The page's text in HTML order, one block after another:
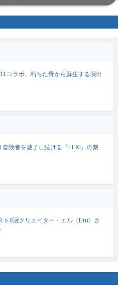
コラボ。朽ちた骨から蘇生する演出
険者を魅了し続ける『FFXI』の魅
ト8冠クリエイター・エル（Eru）さ